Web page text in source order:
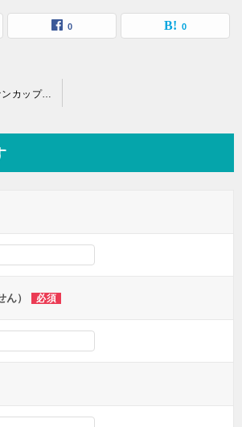
0 0
【JリーグYBCルヴァンカップ2020】ライブ配信のスカパーとテレビ地上波放送日程
ん） 必須